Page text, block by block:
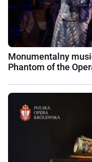
Monumentalny
Phantom of the